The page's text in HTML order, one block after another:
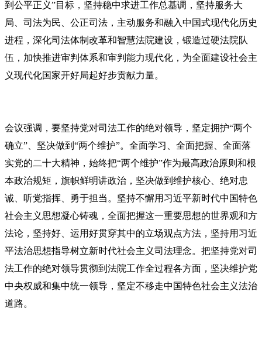
到公平正义”目标，坚持稳中求进工作总基调，坚持服务大
局、司法为民、公正司法，主动服务和融入中国式现代化历史
进程，深化司法体制改革和智慧法院建设，锻造过硬法院队
伍，加快推进审判体系和审判能力现代化，为全面建设社会主
义现代化国家开好局起好步贡献力量。
会议强调，要坚持党对司法工作的绝对领导，坚定拥护“两个
确立”、坚决做到“两个维护”。全面学习、全面把握、全面落
实党的二十大精神，始终把“两个维护”作为最高政治原则和根
本政治规矩，旗帜鲜明讲政治，坚决做到维护核心、绝对忠
诚、听党指挥、勇于担当。坚持不懈用 习近平新时代中国特色
社会主义思想凝心铸魂，全面把握这一重要思想的世界观和方
法论，坚持好、运用好贯穿其中的立场观点方法，坚持用 习近
平法治思想指导树立新时代社会主义司法理念。把坚持党对司
法工作的绝对领导贯彻到法院工作全过程各方面，坚决维护党
中央权威和集中统一领导，坚定不移走中国特色社会主义法治
道路。